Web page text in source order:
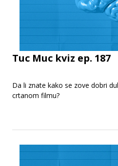
Tuc Muc kviz ep. 187
Da li znate kako se zove dobri
crtanom filmu?